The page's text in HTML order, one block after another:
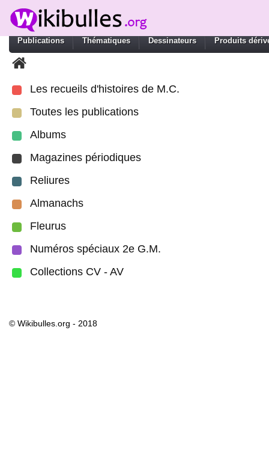
Publications Thématiques Dessinateurs Produits
Les recueils d'histoires de M.C.
Toutes les publications
Albums
Magazines périodiques
Reliures
Almanachs
Fleurus
Numéros spéciaux 2e G.M.
Collections CV - AV
© Wikibulles.org - 2018